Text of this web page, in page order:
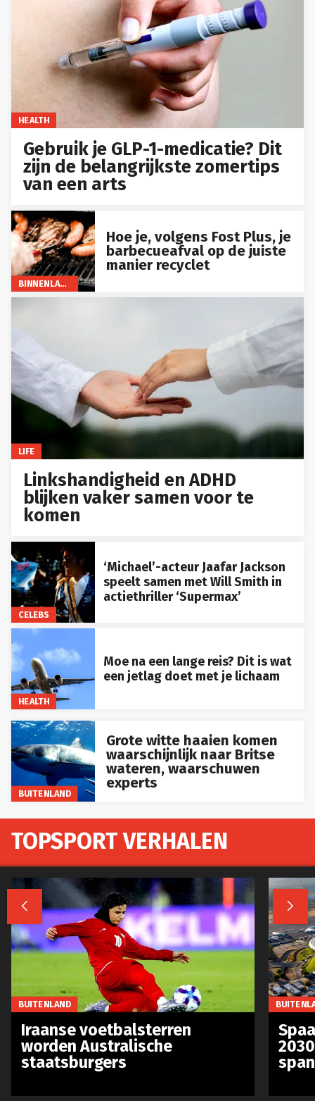
HEALTH
Gebruik je GLP-1-medicatie? Dit
zijn de belangrijkste zomertips
van een arts
BINNENLAND
Hoe je, volgens Fost Plus, je
barbecueafval op de juiste
manier recyclet
LIFE
Linkshandigheid en ADHD
blijken vaker samen voor te
komen
CELEBS
‘Michael’-acteur Jaafar Jackson
speelt samen met Will Smith in
actiethriller ‘Supermax’
HEALTH
Moe na een lange reis? Dit is wat
een jetlag doet met je lichaam
BUITENLAND
Grote witte haaien komen
waarschijnlijk naar Britse
wateren, waarschuwen
experts
TOPSPORT VERHALEN
 
BUITENLAND
Iraanse voetbalsterren
worden Australische
staatsburgers